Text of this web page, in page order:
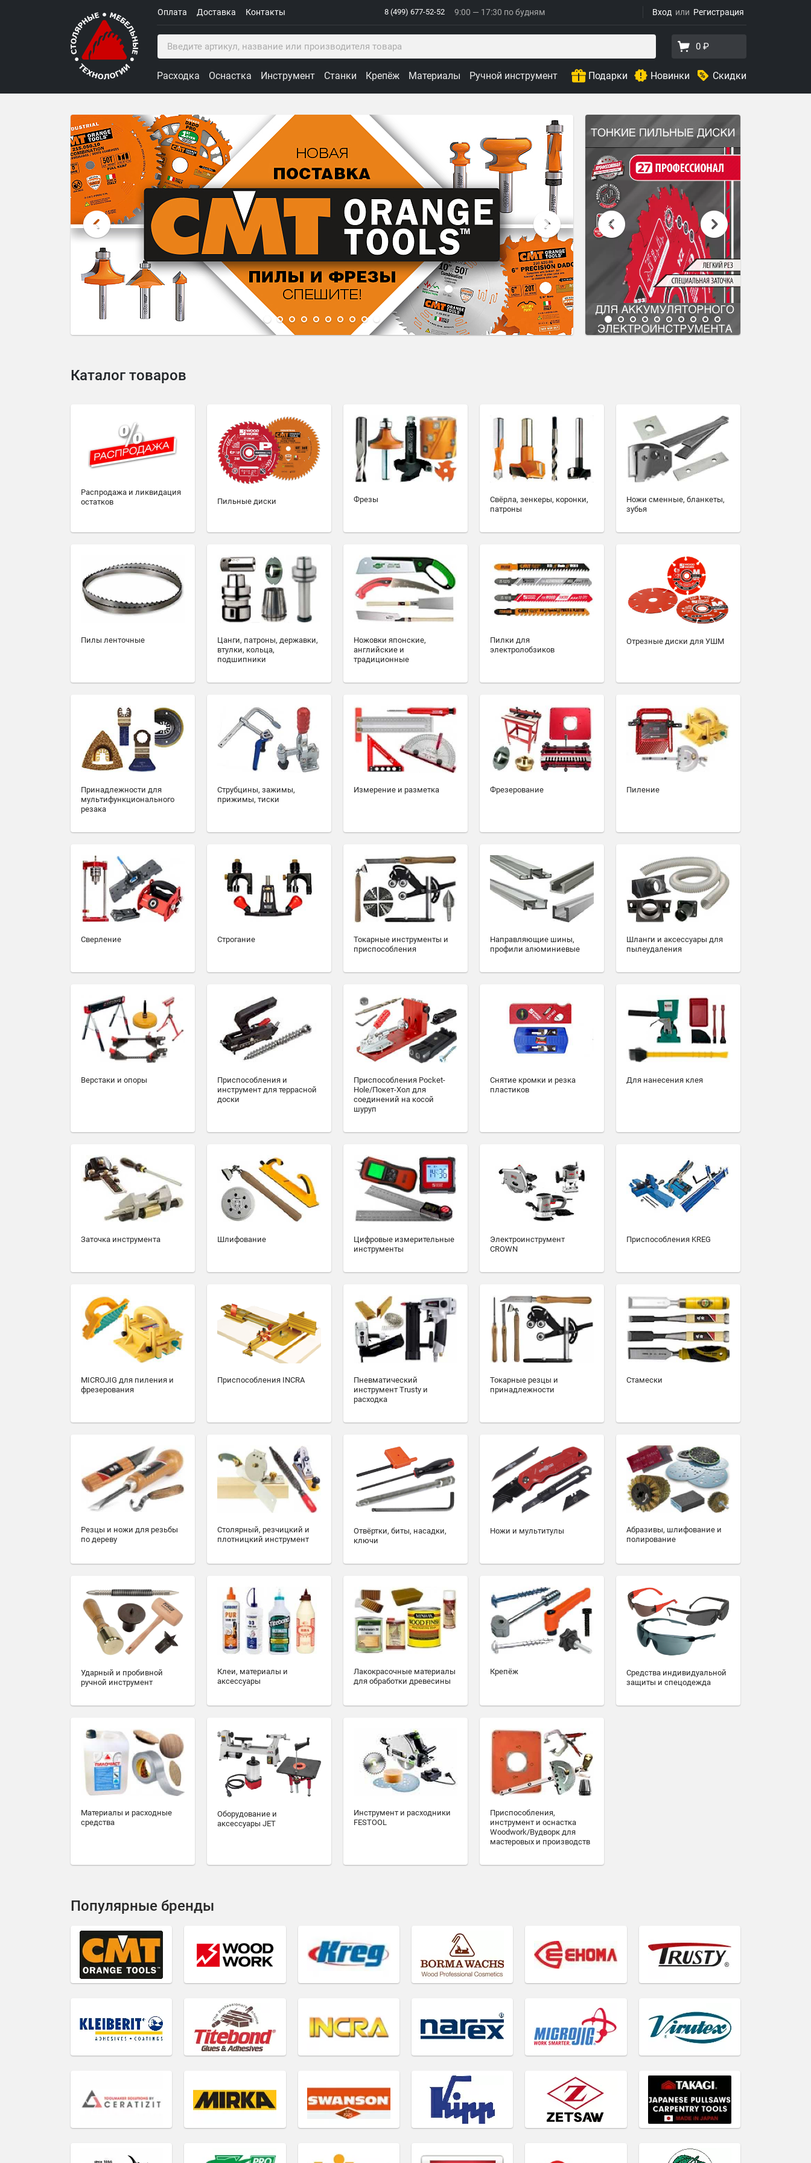
Оплата Доставка Контакты Вход Регистрация
8 (499) 677-52-52 9:00 — 17:30 по будням
0 ₽
Расходка Оснастка Инструмент Станки Крепёж Материалы Ручной инструмент Подарки Новинки Скидки
Столярные Мебельные Технологии
1 2 3 4 5 6 7 8 10
Каталог товаров
Распродажа и ликвидация
остатков
Пильные диски Фрезы
Свёрла, зенкеры, коронки,
патроны
Ножи сменные, бланкеты,
зубья
Пилы ленточные
Цанги, патроны, державки,
втулки, кольца,
подшипники
Ножовки японские,
английские и
традиционные
Пилки для
электролобзиков
Отрезные диски для УШМ
Принадлежности для
мультифункционального
резака
Струбцины, зажимы,
прижимы, тиски
Измерение и разметка Фрезерование Пиление
Сверление Строгание
Токарные инструменты и
приспособления
Направляющие шины,
профили алюминиевые
Шланги и аксессуары для
пылеудаления
Верстаки и опоры
Приспособления и
инструмент для террасной
доски
Приспособления Pocket-
Hole/Покет-Хол для
соединений на косой
шуруп
Снятие кромки и резка
пластиков
Для нанесения клея
Заточка инструмента Шлифование
Цифровые измерительные
инструменты
Электроинструмент
CROWN
Приспособления KREG
MICROJIG для пиления и
фрезерования
Приспособления INCRA
Пневматический
инструмент Trusty и
расходка
Токарные резцы и
принадлежности
Стамески
Резцы и ножи для резьбы
по дереву
Столярный, резчицкий и
плотницкий инструмент
Отвёртки, биты, насадки,
ключи
Ножи и мультитулы
Абразивы, шлифование и
полирование
Ударный и пробивной
ручной инструмент
Клеи, материалы и
аксессуары
Лакокрасочные материалы
для обработки древесины
Крепёж
Средства индивидуальной
защиты и спецодежда
Материалы и расходные
средства
Оборудование и
аксессуары JET
Инструмент и расходники
FESTOOL
Приспособления,
инструмент и оснастка
Woodwork/Вудворк для
мастеровых и производств
Популярные бренды